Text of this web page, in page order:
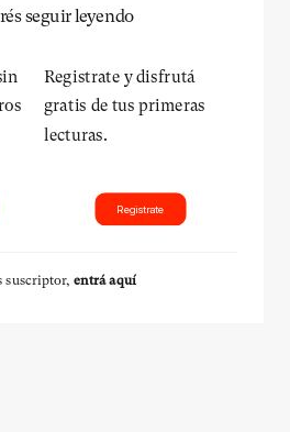
seguir leyendo
Registrate y disfrutá
gratis de tus primeras
lecturas.
Registrate
suscriptor, entrá aquí